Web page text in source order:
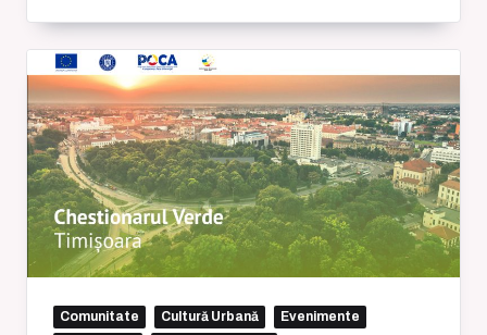
Comunitate Cultură Urbană
Evenimente